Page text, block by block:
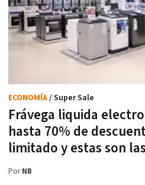
Frávega liquida
hasta 70% de
limitado y estas son
ECONOMÍA/ Super Sale
PorNB